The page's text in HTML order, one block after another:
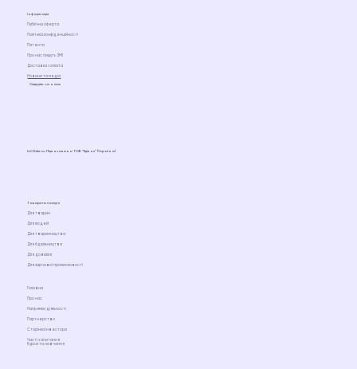
Головна
Про нас
Напрямки діяльності
Партнерство
Сторінка інвестора
Часті запитання
Курси та навчання
Товари та послуги
Для людей
Для тварин
Для тваринництва
Для бджільництва
Для довкілля
Для харчової промисловості
Інформація
Політика конфіденційності
Публічна оферта
Патенти
Про нас пишуть ЗМІ
Доставка і оплата
Новини та медіа
Слідкуйте за нами
LLC Ediens. Ліцензовано ТОВ “Едіенс” (Україна)